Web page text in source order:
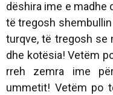
dëshira ime e madhe
të tregosh
turqve, të tregosh se
dhe kotësia! Vetëm
rreh zemra ime
ummetit! Vetëm po